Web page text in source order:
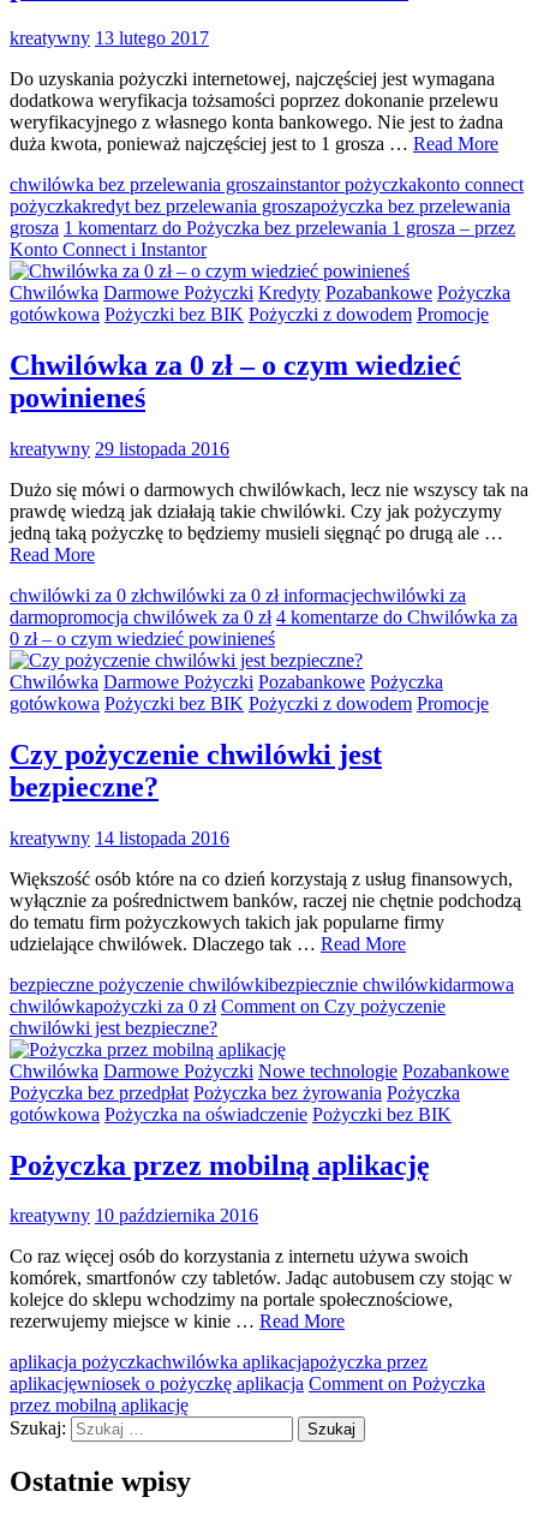
kreatywny 13 lutego 2017
Do uzyskania pożyczki internetowej, najczęściej jest wymagana
dodatkowa weryfikacja tożsamości poprzez dokonanie przelewu
weryfikacyjnego z własnego konta bankowego. Nie jest to żadna
duża kwota, ponieważ najczęściej jest to 1 grosza … Read More
chwilówka bez przelewania groszainstantor pożyczkakonto connect
pożyczkakredyt bez przelewania groszapożyczka bez przelewania
grosza 1 komentarz do Pożyczka bez przelewania 1 grosza – przez
Konto Connect i Instantor
Chwilówka Darmowe Pożyczki Kredyty Pozabankowe Pożyczka
gotówkowa Pożyczki bez BIK Pożyczki z dowodem Promocje
Chwilówka za 0 zł – o czym wiedzieć
powinieneś
kreatywny 29 listopada 2016
Dużo się mówi o darmowych chwilówkach, lecz nie wszyscy tak na
prawdę wiedzą jak działają takie chwilówki. Czy jak pożyczymy
jedną taką pożyczkę to będziemy musieli sięgnąć po drugą ale …
Read More
chwilówki za 0 złchwilówki za 0 zł informacjechwilówki za
darmopromocja chwilówek za 0 zł 4 komentarze do Chwilówka za
0 zł – o czym wiedzieć powinieneś
Chwilówka Darmowe Pożyczki Pozabankowe Pożyczka
gotówkowa Pożyczki bez BIK Pożyczki z dowodem Promocje
Czy pożyczenie chwilówki jest
bezpieczne?
kreatywny 14 listopada 2016
Większość osób które na co dzień korzystają z usług finansowych,
wyłącznie za pośrednictwem banków, raczej nie chętnie podchodzą
do tematu firm pożyczkowych takich jak popularne firmy
udzielające chwilówek. Dlaczego tak … Read More
bezpieczne pożyczenie chwilówkibezpiecznie chwilówkidarmowa
chwilówkapożyczki za 0 zł Comment on Czy pożyczenie
chwilówki jest bezpieczne?
Chwilówka Darmowe Pożyczki Nowe technologie Pozabankowe
Pożyczka bez przedpłat Pożyczka bez żyrowania Pożyczka
gotówkowa Pożyczka na oświadczenie Pożyczki bez BIK
Pożyczka przez mobilną aplikację
kreatywny 10 października 2016
Co raz więcej osób do korzystania z internetu używa swoich
komórek, smartfonów czy tabletów. Jadąc autobusem czy stojąc w
kolejce do sklepu wchodzimy na portale społecznościowe,
rezerwujemy miejsce w kinie … Read More
aplikacja pożyczkachwilówka aplikacjapożyczka przez
aplikacjęwniosek o pożyczkę aplikacja Commenton Pożyczka
przez mobilną aplikację
Szukaj:
Ostatnie wpisy